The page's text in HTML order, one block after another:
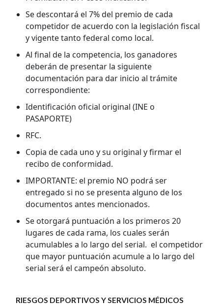
Se descontará el 7% del premio de cada
competidor de acuerdo con la legislación fiscal
y vigente tanto federal como local.
Al final de la competencia, los ganadores
deberán de presentar la siguiente
documentación para dar inicio al trámite
correspondiente:
Identificación oficial original (INE o
PASAPORTE)
RFC.
Copia de cada uno y su original y firmar el
recibo de conformidad.
IMPORTANTE: el premio NO podrá ser
entregado si no se presenta alguno de los
documentos antes mencionados.
Se otorgará puntuación a los primeros 20
lugares de cada rama, los cuales serán
acumulables a lo largo del serial. el competidor
que mayor puntuación acumule a lo largo del
serial será el campeón absoluto.
RIESGOS DEPORTIVOS Y SERVICIOS MÉDICOS